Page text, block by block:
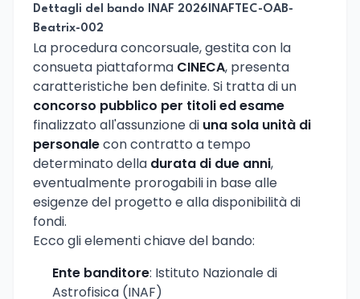
Dettagli del bando INAF 2026INAFTEC-OAB-
Beatrix-002
La procedura concorsuale, gestita con la
consueta piattaforma CINECA, presenta
caratteristiche ben definite. Si tratta di un
concorso pubblico per titoli ed esame
finalizzato all'assunzione di una sola unità di
personalecon contratto a tempo
determinato della durata di due anni,
eventualmente prorogabili in base alle
esigenze del progetto e alla disponibilità di
fondi.
Ecco gli elementi chiave del bando:
Ente banditore: Istituto Nazionale di
Astrofisica (INAF)